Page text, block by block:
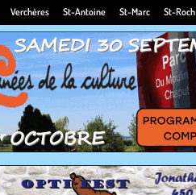
Verchères St-Antoine St-Marc St-Roch